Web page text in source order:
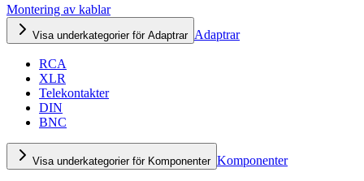
Montering av kablar
Visa underkategorier för Adaptrar Adaptrar
RCA
XLR
Telekontakter
DIN
BNC
Visa underkategorier för Komponenter Komponenter